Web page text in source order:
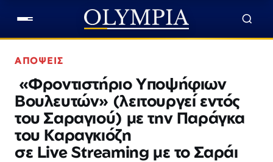
ΑΠΟΨΕΙΣ
«Φροντιστήριο Υποψήφιων
Βουλευτών» (λειτουργεί εντός
του Σαραγιού) με την Παράγκα
του Καραγκιόζη
σε Live Streaming με το Σαράι